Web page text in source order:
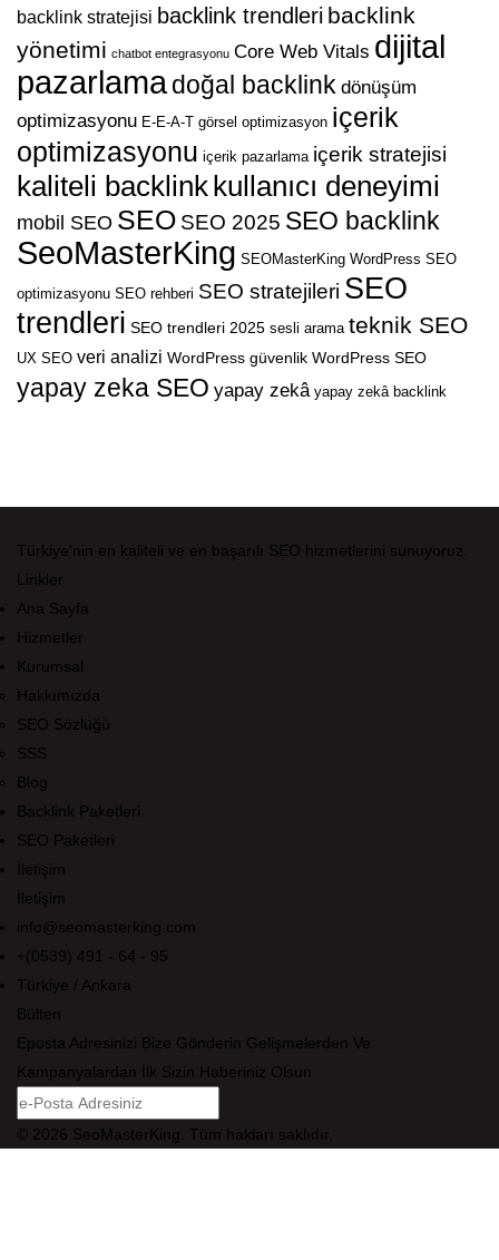
backlink stratejisi backlink trendleri backlink
yönetimi chatbot entegrasyonu Core Web Vitals dijital
pazarlamadoğal backlink dönüşüm
optimizasyonu E-E-A-T görsel optimizasyon içerik
optimizasyonu içerik pazarlama içerik stratejisi
kaliteli backlinkkullanıcı deneyimi
mobil SEO SEO SEO 2025 SEO backlink
SeoMasterKing SEOMasterKing WordPress SEO
optimizasyonu SEO rehberi SEO stratejileri SEO
trendleri SEO trendleri 2025 sesli arama teknik SEO
UX SEO veri analizi WordPress güvenlik WordPress SEO
yapay zeka SEO yapay zekâ yapay zekâ backlink
Türkiye'nin en kaliteli ve en başarılı SEO hizmetlerini sunuyoruz.
Linkler
Ana Sayfa
Hizmetler
Kurumsal
Hakkımızda
SEO Sözlüğü
SSS
Blog
Backlink Paketleri
SEO Paketleri
İletişim
İletişim
info@seomasterking.com
+(0539) 491 - 64 - 95
Türkiye / Ankara
Bülten
Eposta Adresinizi Bize Gönderin Gelişmelerden Ve
Kampanyalardan İlk Sizin Haberiniz Olsun
© 2026 SeoMasterKing. Tüm hakları saklıdır.